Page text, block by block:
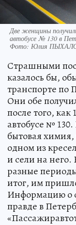
Две женщины
автобусе № 130 в
Фото: Юлия
Страшными
казалось бы,
транспорте по
Они обе
после того, как
автобусе №
бытовая химия,
одном из
и сели на
разные
итог, им
Информацию о
правде в